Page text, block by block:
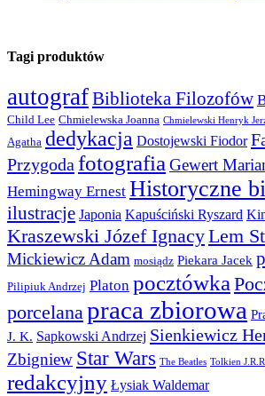
Tagi produktów
autografBiblioteka Filozofów
Child Lee Chmielewska Joanna Chmielewski Henryk
Agatha dedykacja Dostojewski Fiodor
Przygoda fotografia Gewert
Hemingway Ernest Historyczne
ilustracje Japonia Kapuściński Ryszard
Kraszewski Józef IgnacyLem
Mickiewicz Adam mosiądz Piekara Jacek
Pilipiuk Andrzej Platon pocztówka
porcelanapraca zbiorowa
J. K. Sapkowski Andrzej Sienkiewicz
Zbigniew Star Wars The Beatles Tolkien
redakcyjny Łysiak Waldemar